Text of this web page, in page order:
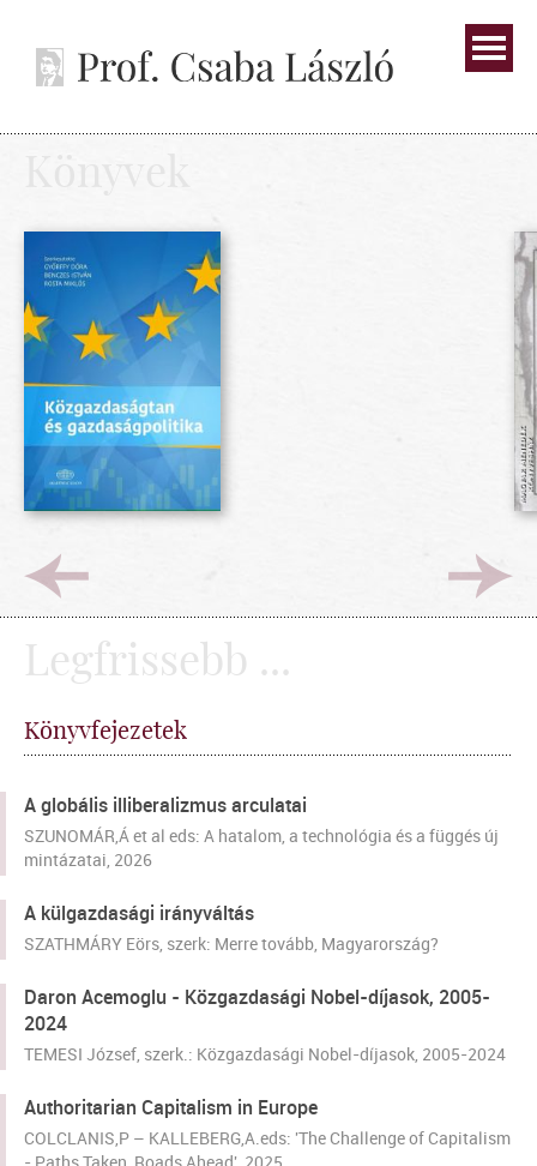
Legfrissebb ...
Könyvfejezetek
A globális illiberalizmus arculatai
SZUNOMÁR,Á et al eds: A hatalom, a technológia és a függés új
mintázatai, 2026
A külgazdasági irányváltás
SZATHMÁRY Eörs, szerk: Merre tovább, Magyarország?
Daron Acemoglu - Közgazdasági Nobel-díjasok, 2005-
2024
TEMESI József, szerk.: Közgazdasági Nobel-díjasok, 2005-2024
Authoritarian Capitalism in Europe
COLCLANIS,P – KALLEBERG,A.eds: 'The Challenge of Capitalism
- Paths Taken, Roads Ahead', 2025